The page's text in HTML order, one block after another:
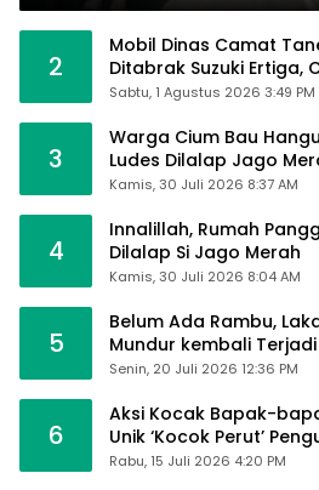
2
Mobil Dinas Camat
Ditabrak Suzuki Ertiga,
Alhamdulillah Saya
Sabtu, 1 Agustus 2026 3:49 PM
3
Warga Cium Bau
Ludes Dilalap Jago
Kamis, 30 Juli 2026 8:37 AM
4
Innalillah, Rumah
Dilalap Si Jago Merah
Kamis, 30 Juli 2026 8:04 AM
5
Belum Ada Rambu,
Mundur kembali
Sumpallabbu
Senin, 20 Juli 2026 12:36 PM
6
Aksi Kocak Bapak-
Unik ‘Kocok Perut’
Alfamart, Ngaku
Rabu, 15 Juli 2026 4:20 PM